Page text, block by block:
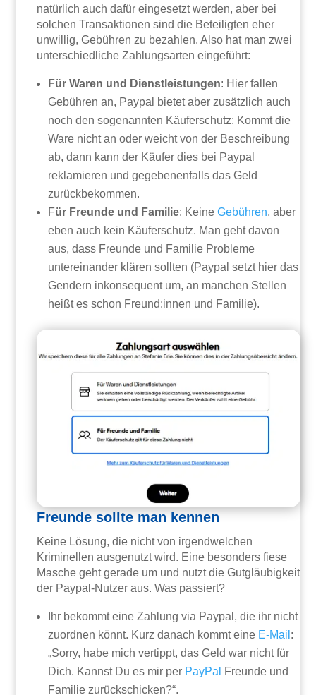
natürlich auch dafür eingesetzt werden, aber bei
solchen Transaktionen sind die Beteiligten eher
unwillig, Gebühren zu bezahlen. Also hat man zwei
unterschiedliche Zahlungsarten eingeführt:
Für Waren und Dienstleistungen: Hier fallen
Gebühren an, Paypal bietet aber zusätzlich auch
noch den sogenannten Käuferschutz: Kommt die
Ware nicht an oder weicht von der Beschreibung
ab, dann kann der Käufer dies bei Paypal
reklamieren und gegebenenfalls das Geld
zurückbekommen.
Für Freunde und Familie: KeineGebühren, aber
eben auch kein Käuferschutz. Man geht davon
aus, dass Freunde und Familie Probleme
untereinander klären sollten (Paypal setzt hier das
Gendern inkonsequent um, an manchen Stellen
heißt es schon Freund:innen und Familie).
Freunde sollte man kennen
Keine Lösung, die nicht von irgendwelchen
Kriminellen ausgenutzt wird. Eine besonders fiese
Masche geht gerade um und nutzt die Gutgläubigkeit
der Paypal-Nutzer aus. Was passiert?
Ihr bekommt eine Zahlung via Paypal, die ihr nicht
zuordnen könnt. Kurz danach kommt eine E-Mail :
„Sorry, habe mich vertippt, das Geld war nicht für
Dich. Kannst Du es mir per PayPal
Freunde und
Familie zurückschicken?“.